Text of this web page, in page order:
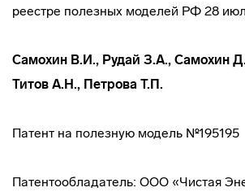
реестре полезных моделей РФ 28
Самохин В.И., Рудай З.А., Самохин
Титов А.Н., Петрова Т.П.
Патент на полезную модель №195195
Патентообладатель: ООО «Чистая